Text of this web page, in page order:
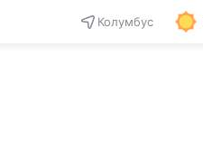
Колумбус